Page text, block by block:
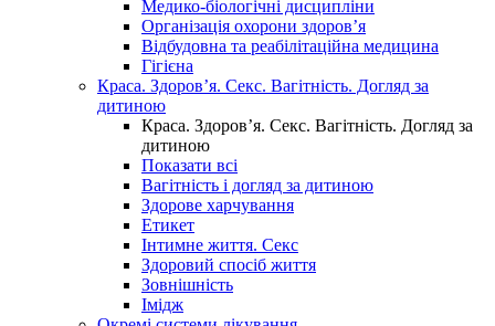
Медико-біологічні дисципліни
Організація охорони здоров’я
Відбудовна та реабілітаційна медицина
Гігієна
Краса. Здоров’я. Секс. Вагітність. Догляд за
дитиною
Краса. Здоров’я. Секс. Вагітність. Догляд за
дитиною
Показати всі
Вагітність і догляд за дитиною
Здорове харчування
Етикет
Інтимне життя. Секс
Здоровий спосіб життя
Зовнішність
Імідж